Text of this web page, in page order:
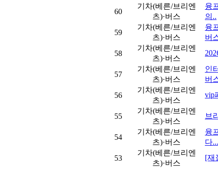
60
기차(베른/브리엔
츠)·버스
융
의..
59
기차(베른/브리엔
츠)·버스
융
버
58
기차(베른/브리엔
츠)·버스
57
기차(베른/브리엔
츠)·버스
인
버
56
기차(베른/브리엔
츠)·버스
vip
55
기차(베른/브리엔
츠)·버스
브
54
기차(베른/브리엔
츠)·버스
융
다...
53
기차(베른/브리엔
츠)·버스
[재